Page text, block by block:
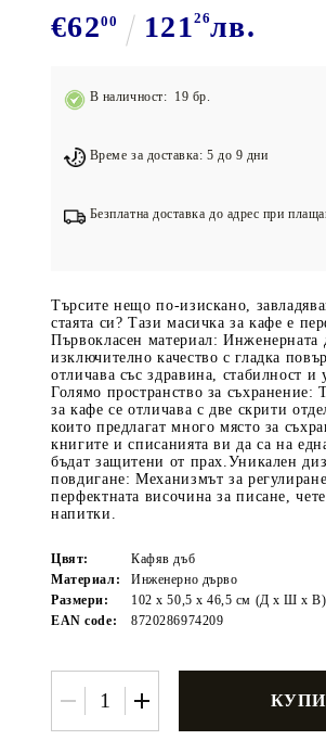
Волейбол
€6200 12126лв.
В наличност: 19 бр.
Време за доставка: 5 до 9 дни
Безплатна доставка до адрес при
Търсите нещо по-изискано,
стаята си? Тази масичка за кафе е
Първокласен материал: Инженерната
изключително качество с гладка
отличава със здравина, стабилност и
Голямо пространство за съхранение:
за кафе се отличава с две скрити
които предлагат много място за
книгите и списанията ви да са на
бъдат защитени от прах.Уникален
повдигане: Механизмът за
перфектната височина за писане,
напитки.
Цвят:
Кафяв дъб
Материал:
Инженерно дърво
Размери:
102 x 50,5 x 46,5 см (Д x Ш x В)
EAN code:
8720286974209